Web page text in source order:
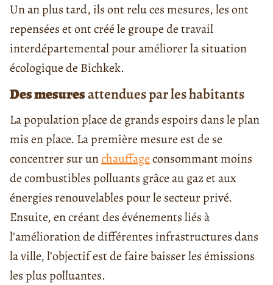
Un an plus tard, ils ont relu ces mesures, les ont
repensées et ont créé le groupe de travail
interdépartemental pour améliorer la situation
écologique de Bichkek.
Des mesuresattendues par les habitants
La population place de grands espoirs dans le plan
mis en place. La première mesure est de se
concentrer sur unchauffageconsommant moins
de combustibles polluants grâce au gaz et aux
énergies renouvelables pour le secteur privé.
Ensuite, en créant des événements liés à
l’amélioration de différentes infrastructures dans
la ville, l’objectif est de faire baisser les émissions
les plus polluantes.